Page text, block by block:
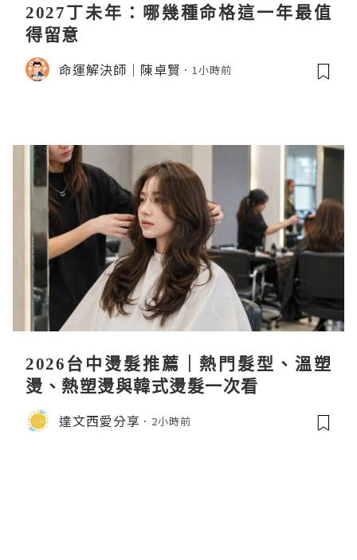
2027丁未年：哪幾種命格這一年最值
得留意
命運解決師｜陳卓賢 1小時前
2026台中燙髮推薦｜熱門髮型、溫塑
燙、熱塑燙與韓式燙髮一次看
達文西愛分享 2小時前